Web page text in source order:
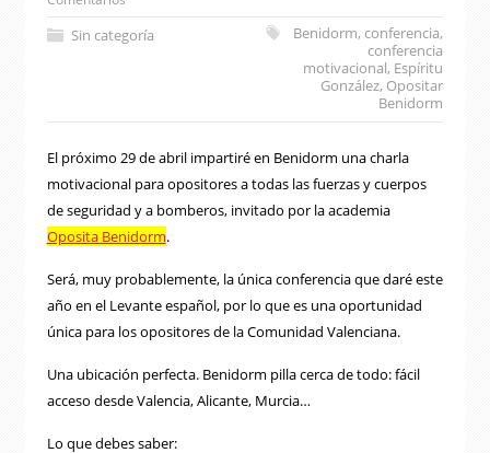
Sin categoría Benidorm,conferencia,
conferencia
motivacional, Espíritu
González, Opositar
Benidorm
El próximo 29 de abril impartiré en Benidorm una charla
motivacional para opositores a todas las fuerzas y cuerpos
de seguridad y a bomberos, invitado por la academia
Oposita Benidorm.
Será, muy probablemente, la única conferencia que daré este
año en el Levante español, por lo que es una oportunidad
única para los opositores de la Comunidad Valenciana.
Una ubicación perfecta. Benidorm pilla cerca de todo: fácil
acceso desde Valencia, Alicante, Murcia…
Lo que debes saber: